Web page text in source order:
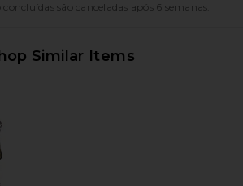
são canceladas após 6 semanas.
Similar Items